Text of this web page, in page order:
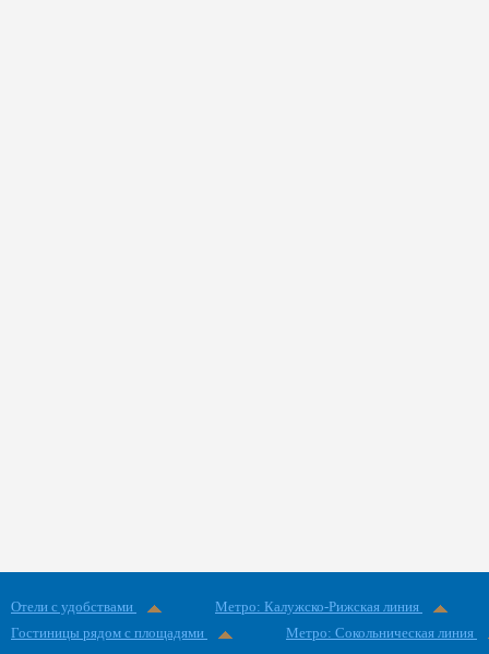
Отели с удобствами
Метро: Калужско-Рижская линия
Гостиницы рядом с площадями
Метро: Сокольническая линия